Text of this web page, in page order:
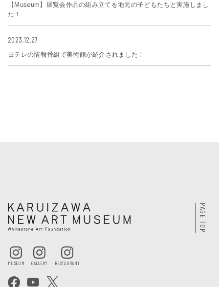
【Museum】展覧会作品の組み立てを地元の子どもたちと実施しまし
た！
2023.12.27
日テレの情報番組で美術館が紹介されました！
PAGE TOP